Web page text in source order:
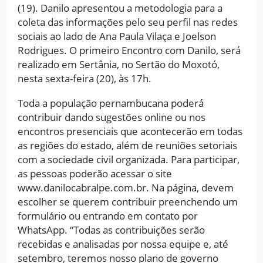
(19). Danilo apresentou a metodologia para a
coleta das informações pelo seu perfil nas redes
sociais ao lado de Ana Paula Vilaça e Joelson
Rodrigues. O primeiro Encontro com Danilo, será
realizado em Sertânia, no Sertão do Moxotó,
nesta sexta-feira (20), às 17h.
Toda a população pernambucana poderá
contribuir dando sugestões online ou nos
encontros presenciais que acontecerão em todas
as regiões do estado, além de reuniões setoriais
com a sociedade civil organizada. Para participar,
as pessoas poderão acessar o site
www.danilocabralpe.com.br. Na página, devem
escolher se querem contribuir preenchendo um
formulário ou entrando em contato por
WhatsApp. “Todas as contribuições serão
recebidas e analisadas por nossa equipe e, até
setembro, teremos nosso plano de governo